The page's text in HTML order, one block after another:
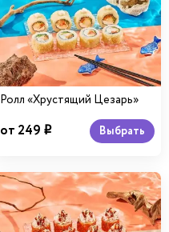
Ролл «Хрустящий Цезарь»
от 249 i Выбрать